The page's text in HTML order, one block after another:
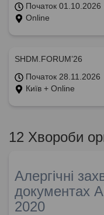
Початок 01.10.2026
Online
SHDM.FORUM’26
Початок 28.11.2026
Київ + Online
12 Хвороби
Алергічні
документах
2020